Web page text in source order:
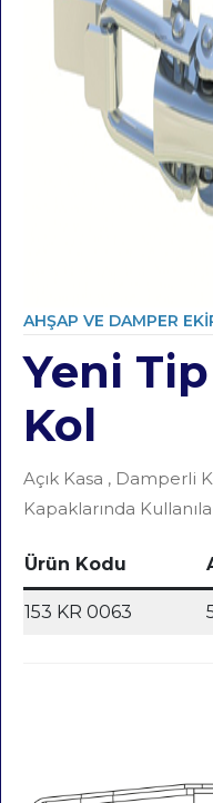
AHŞAP VE DAMPER
Category
Yeni
Kol
Açık Kasa , Damperli
Kapaklarında
Ürün Kodu
153 KR 0063